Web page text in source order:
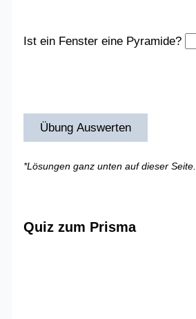
Ist ein Fenster eine Pyramide?
Übung Auswerten
*Lösungen ganz unten auf dieser Seite.
Quiz zum Prisma